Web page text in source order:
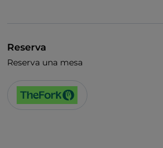
Reserva
Reserva una mesa